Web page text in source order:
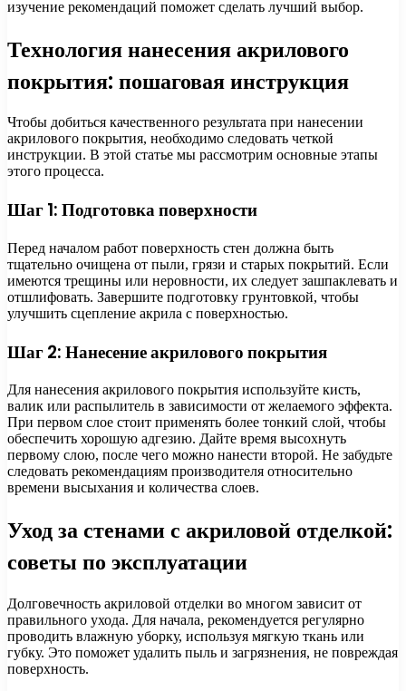
изучение рекомендаций поможет сделать лучший выбор.
Технология нанесения акрилового
покрытия: пошаговая инструкция
Чтобы добиться качественного результата при нанесении
акрилового покрытия, необходимо следовать четкой
инструкции. В этой статье мы рассмотрим основные этапы
этого процесса.
Шаг 1: Подготовка поверхности
Перед началом работ поверхность стен должна быть
тщательно очищена от пыли, грязи и старых покрытий. Если
имеются трещины или неровности, их следует зашпаклевать и
отшлифовать. Завершите подготовку грунтовкой, чтобы
улучшить сцепление акрила с поверхностью.
Шаг 2: Нанесение акрилового покрытия
Для нанесения акрилового покрытия используйте кисть,
валик или распылитель в зависимости от желаемого эффекта.
При первом слое стоит применять более тонкий слой, чтобы
обеспечить хорошую адгезию. Дайте время высохнуть
первому слою, после чего можно нанести второй. Не забудьте
следовать рекомендациям производителя относительно
времени высыхания и количества слоев.
Уход за стенами с акриловой отделкой:
советы по эксплуатации
Долговечность акриловой отделки во многом зависит от
правильного ухода. Для начала, рекомендуется регулярно
проводить влажную уборку, используя мягкую ткань или
губку. Это поможет удалить пыль и загрязнения, не повреждая
поверхность.